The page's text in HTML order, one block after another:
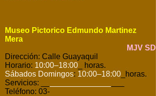
Museo Pictorico Edmundo Martinez
Mera
MJV SD
Dirección: Calle Guayaquil
Horario: 10:00–18:00 _ horas.
Sábados Domingos: 10:00–18:00 _horas.
Servicios: __
Teléfono: 03-